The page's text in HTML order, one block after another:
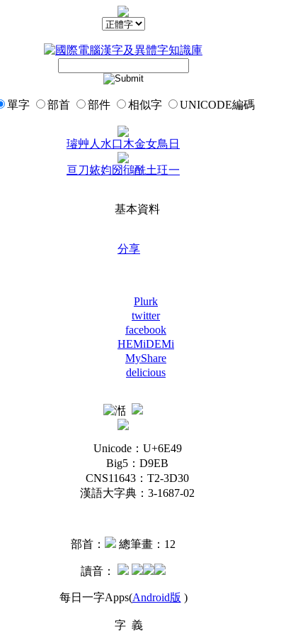
單字 部首 部件 相似字 UNICODE編碼
璿艸 人 水口木金女鳥 日
亘刀㛄㚬圀鴴酰土玨一
基本資料
分享
Plurk
twitter
facebook
HEMiDEMi
MyShare
delicious
Unicode：U+6E49
Big5：D9EB
CNS11643：T2-3D30
漢語大字典：3-1687-02
部首： 總筆畫：12
讀音：
每日一字Apps(Android版 )
字 義